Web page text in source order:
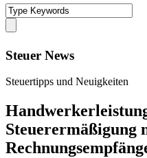
Steuer News
Steuertipps und Neuigkeiten
Steuerermäßigung